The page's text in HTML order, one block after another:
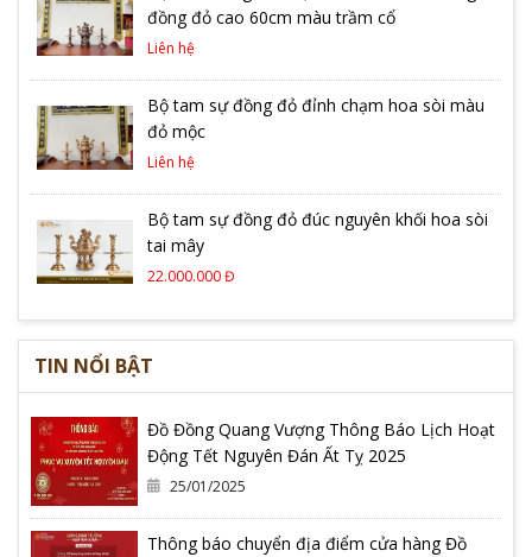
đồng đỏ cao 60cm màu trầm cổ
Liên hệ
Bộ tam sự đồng đỏ đỉnh chạm hoa sòi màu
đỏ mộc
Liên hệ
Bộ tam sự đồng đỏ đúc nguyên khối hoa sòi
tai mây
22.000.000 Đ
TIN NỔI BẬT
Đồ Đồng Quang Vượng Thông Báo Lịch Hoạt
Động Tết Nguyên Đán Ất Tỵ 2025
25/01/2025
Thông báo chuyển địa điểm cửa hàng Đồ